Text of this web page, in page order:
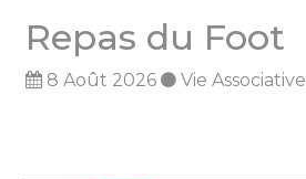
Repas du Foot
8 Août 2026 Vie Associative